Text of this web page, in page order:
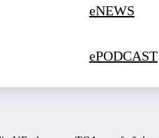
eNEWS
ePODCAST